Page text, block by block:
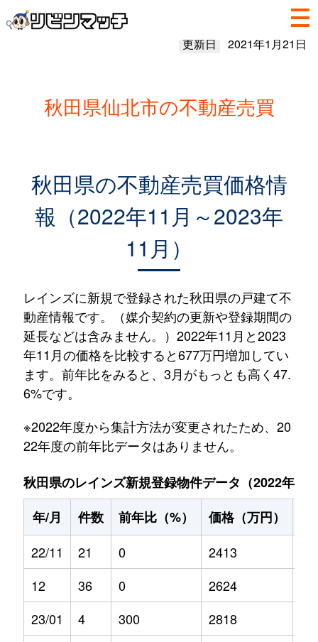
更新日 2021年1月21日
秋田県仙北市の不動産売買
秋田県の不動産売買価格情
報（2022年11月～2023年
11月）
レインズに新規で登録された秋田県の戸建て不
動産情報です。（媒介契約の更新や登録期間の
延長などは含みません。）2022年11月と2023
年11月の価格を比較すると677万円増加してい
ます。前年比をみると、3月がもっとも高く47.
6%です。
※2022年度から集計方法が変更されたため、20
22年度の前年比データはありません。
秋田県のレインズ新規登録物件データ（2022年11
年/月
件数 前年比（%） 価格（万円）
22/11
21 0 2413
12
36 0 2624
23/01
4 300 2818